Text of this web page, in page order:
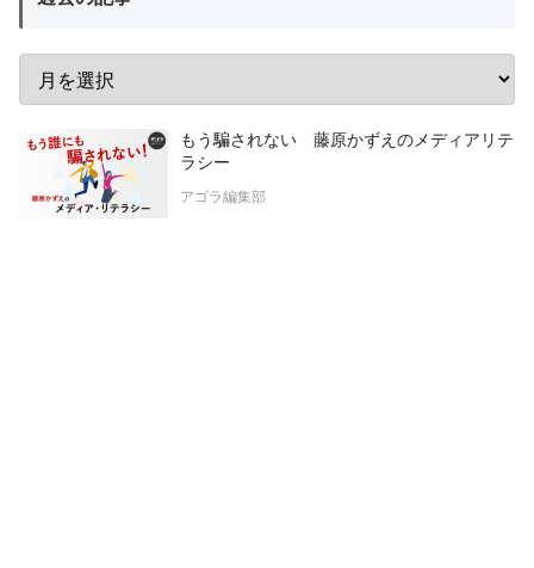
もう騙されない 藤原かずえのメディアリテ
ラシー
アゴラ編集部